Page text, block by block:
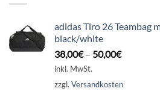
adidas Tiro 26 Teambag
black/white
38,00€– 50,00€
inkl. MwSt.
zzgl. Versandkosten